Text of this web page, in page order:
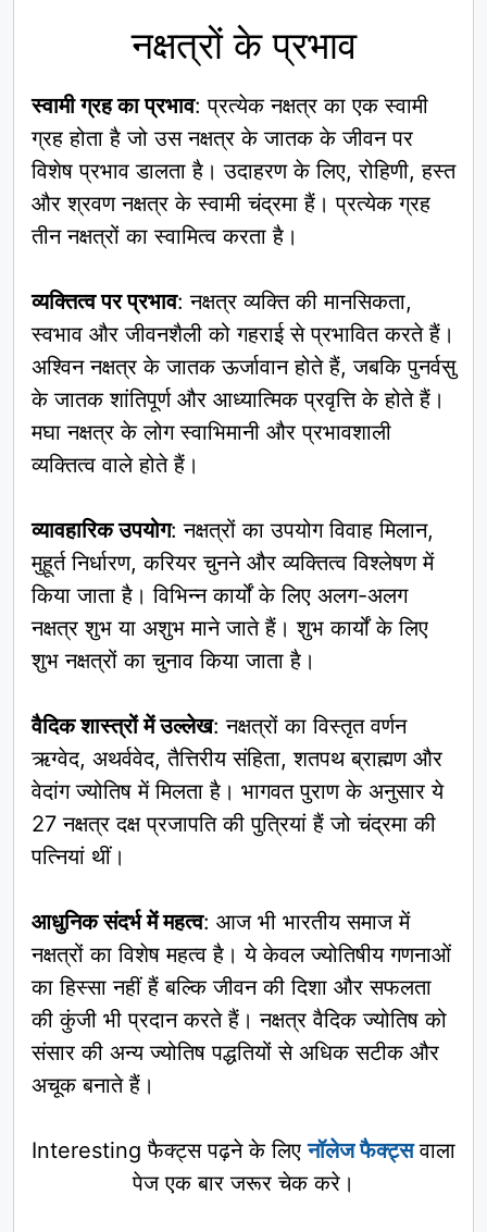
नक्षत्रों के प्रभाव
स्वामी ग्रह का प्रभाव: प्रत्येक नक्षत्र का एक स्वामी
ग्रह होता है जो उस नक्षत्र के जातक के जीवन पर
विशेष प्रभाव डालता है। उदाहरण के लिए, रोहिणी, हस्त
और श्रवण नक्षत्र के स्वामी चंद्रमा हैं। प्रत्येक ग्रह
तीन नक्षत्रों का स्वामित्व करता है।
व्यक्तित्व पर प्रभाव: नक्षत्र व्यक्ति की मानसिकता,
स्वभाव और जीवनशैली को गहराई से प्रभावित करते हैं।
अश्विन नक्षत्र के जातक ऊर्जावान होते हैं, जबकि पुनर्वसु
के जातक शांतिपूर्ण और आध्यात्मिक प्रवृत्ति के होते हैं।
मघा नक्षत्र के लोग स्वाभिमानी और प्रभावशाली
व्यक्तित्व वाले होते हैं।
व्यावहारिक उपयोग: नक्षत्रों का उपयोग विवाह मिलान,
मुहूर्त निर्धारण, करियर चुनने और व्यक्तित्व विश्लेषण में
किया जाता है। विभिन्न कार्यों के लिए अलग-अलग
नक्षत्र शुभ या अशुभ माने जाते हैं। शुभ कार्यों के लिए
शुभ नक्षत्रों का चुनाव किया जाता है।
वैदिक शास्त्रों में उल्लेख: नक्षत्रों का विस्तृत वर्णन
ऋग्वेद, अथर्ववेद, तैत्तिरीय संहिता, शतपथ ब्राह्मण और
वेदांग ज्योतिष में मिलता है। भागवत पुराण के अनुसार ये
27 नक्षत्र दक्ष प्रजापति की पुत्रियां हैं जो चंद्रमा की
पत्नियां थीं।
आधुनिक संदर्भ में महत्व: आज भी भारतीय समाज में
नक्षत्रों का विशेष महत्व है। ये केवल ज्योतिषीय गणनाओं
का हिस्सा नहीं हैं बल्कि जीवन की दिशा और सफलता
की कुंजी भी प्रदान करते हैं। नक्षत्र वैदिक ज्योतिष को
संसार की अन्य ज्योतिष पद्धतियों से अधिक सटीक और
अचूक बनाते हैं।
Interesting फैक्ट्स पढ़ने के लिएनॉलेज फैक्ट्सवाला
पेज एक बार जरूर चेक करे।